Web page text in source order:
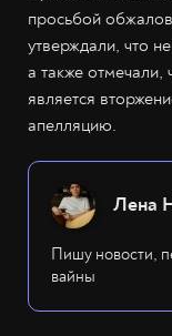
просьбой
утверждали, что
а также отмечали,
является
апелляцию.
Лена
Пишу новости,
вайны